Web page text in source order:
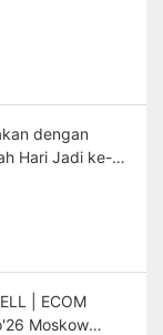
dengan
Hari Jadi ke-
| ECOM
Moskow